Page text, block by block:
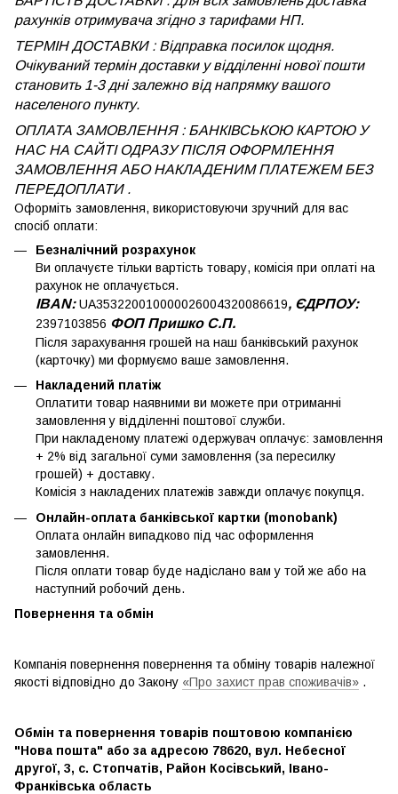
рахунків отримувача згідно з тарифами НП.
ТЕРМІН ДОСТАВКИ : Відправка посилок щодня.
Очікуваний термін доставки у відділенні нової пошти
становить 1-3 дні залежно від напрямку вашого
населеного пункту.
ОПЛАТА ЗАМОВЛЕННЯ : БАНКІВСЬКОЮ КАРТОЮ У
НАС НА САЙТІ ОДРАЗУ ПІСЛЯ ОФОРМЛЕННЯ
ЗАМОВЛЕННЯ АБО НАКЛАДЕНИМ ПЛАТЕЖЕМБЕЗ
ПЕРЕДОПЛАТИ .
Оформіть замовлення, використовуючи зручний для вас
спосіб оплати:
Безналічний розрахунок
Ви оплачуєте тільки вартість товару, комісія при оплаті на
рахунок не оплачується.
IBAN:UA353220010000026004320086619, ЄДРПОУ:
2397103856 ФОП Пришко С.П.
Після зарахування грошей на наш банківський рахунок
(карточку) ми формуємо ваше замовлення.
Накладений платіж
Оплатити товар наявними ви можете при отриманні
замовлення у відділенні поштової служби.
При накладеному платежі одержувач оплачує: замовлення
+ 2% від загальної суми замовлення (за пересилку
грошей) + доставку.
Комісія з накладених платежів завжди оплачує покупця.
Онлайн-оплата банківської картки (monobank)
Оплата онлайн випадково під час оформлення
замовлення.
Після оплати товар буде надіслано вам у той же або на
наступний робочий день.
Повернення та обмін
Компанія повернення повернення та обміну товарів належної
якості відповідно до Закону «Про захист прав споживачів» .
Обмін та повернення товарів поштовою компанією
"Нова пошта" або за адресою 78620, вул. Небесної
другої, 3, с. Стопчатів, Район Косівський, Івано-
Франківська область